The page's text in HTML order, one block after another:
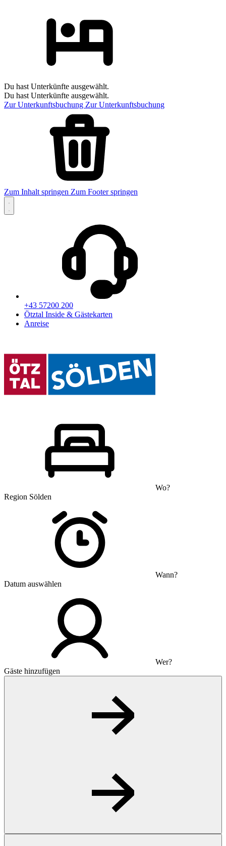
Du hast Unterkünfte ausgewählt.
Du hast Unterkünfte ausgewählt.
Zur Unterkunftsbuchung Zur Unterkunftsbuchung
Zum Inhalt springen Zum Footer springen
+43 57200 200
Ötztal Inside & Gästekarten
Anreise
Wo?
Region Sölden
Wann?
Datum auswählen
Wer?
Gäste hinzufügen